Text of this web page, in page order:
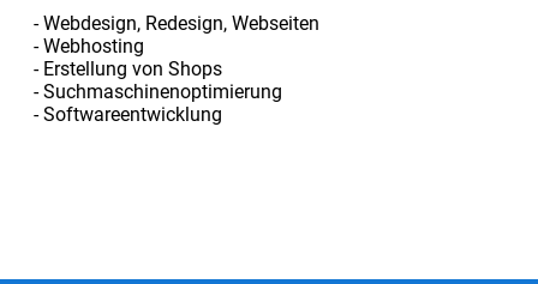
- Webdesign, Redesign, Webseiten
- Webhosting
- Erstellung von Shops
- Suchmaschinenoptimierung
- Softwareentwicklung